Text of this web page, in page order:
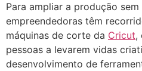
Para ampliar a produção
empreendedoras têm
máquinas de corte da Cricut,
pessoas a levarem vidas
desenvolvimento de